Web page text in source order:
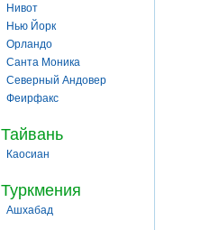
Нивот
Нью Йорк
Орландо
Санта Моника
Северный Андовер
Феирфакс
Тайвань
Каосиан
Туркмения
Ашхабад